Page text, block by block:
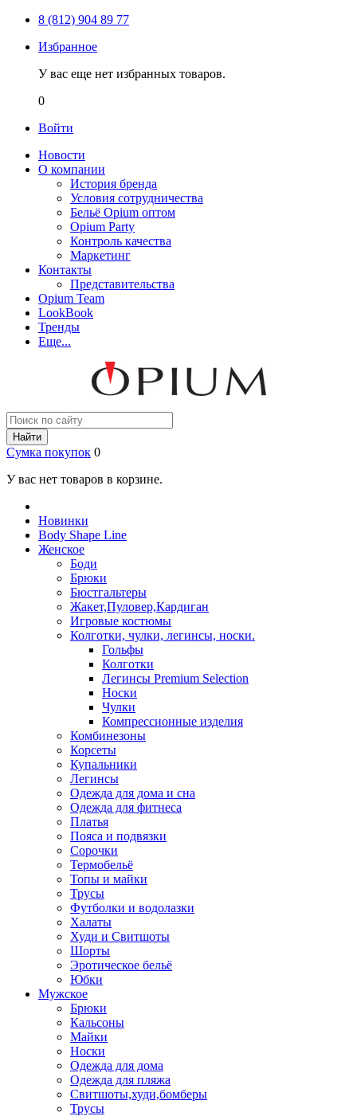
8 (812) 904 89 77
Избранное
У вас еще нет избранных товаров.
0
Войти
Новости
О компании
История бренда
Условия сотрудничества
Бельё Opium оптом
Opium Party
Контроль качества
Маркетинг
Контакты
Представительства
Opium Team
LookBook
Тренды
Еще...
Найти
Сумка покупок 0
У вас нет товаров в корзине.
Новинки
Body Shape Line
Женское
Боди
Брюки
Бюстгальтеры
Жакет,Пуловер,Кардиган
Игровые костюмы
Колготки, чулки, легинсы, носки.
Гольфы
Колготки
Легинсы Premium Selection
Носки
Чулки
Компрессионные изделия
Комбинезоны
Корсеты
Купальники
Легинсы
Одежда для дома и сна
Одежда для фитнеса
Платья
Пояса и подвязки
Сорочки
Термобельё
Топы и майки
Трусы
Футболки и водолазки
Халаты
Худи и Свитшоты
Шорты
Эротическое бельё
Юбки
Мужское
Брюки
Кальсоны
Майки
Носки
Одежда для дома
Одежда для пляжа
Свитшоты,худи,бомберы
Трусы